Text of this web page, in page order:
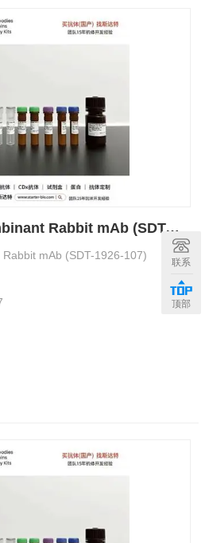
Brachyury Recombinant Rabbit mAb (SDT-1926-107)
mAb (SDT-1926-107)
联系
顶部